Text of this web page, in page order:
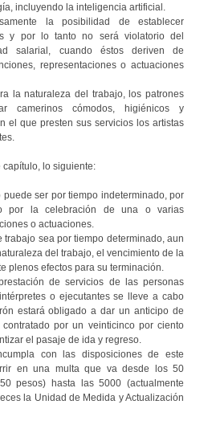
incluyendo la inteligencia artificial.
la posibilidad de establecer
y por lo tanto no será violatorio del
salarial, cuando éstos deriven de
representaciones o actuaciones
la naturaleza del trabajo, los patrones
camerinos cómodos, higiénicos y
el que presten sus servicios los artistas
capítulo, lo siguiente:
ser por tiempo indeterminado, por
por la celebración de una o varias
o actuaciones.
trabajo sea por tiempo determinado, aun
del trabajo, el vencimiento de la
plenos efectos para su terminación.
de servicios de las personas
o ejecutantes se lleve a cabo
estará obligado a dar un anticipo de
por un veinticinco por ciento
el pasaje de ida y regreso.
con las disposiciones de este
en una multa que va desde los 50
pesos) hasta las 5000 (actualmente
la Unidad de Medida y Actualización